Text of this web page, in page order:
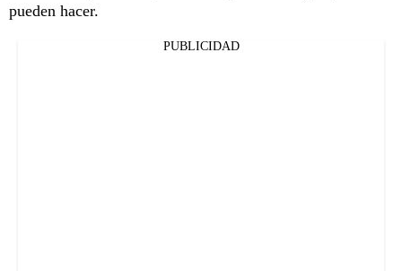
pueden hacer.
PUBLICIDAD